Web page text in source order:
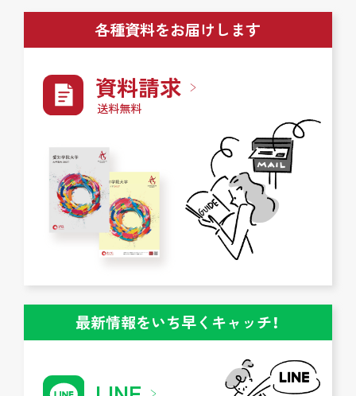
各種資料をお届けします
資料請求
送料無料
最新情報をいち早くキャッチ！